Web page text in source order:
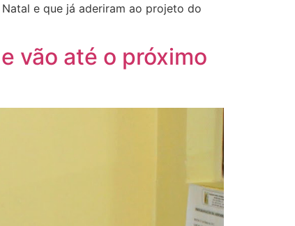
e que já aderiram ao projeto do
vão até o próximo